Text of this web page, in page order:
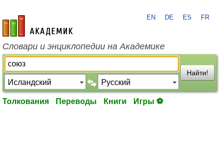
academic.ru
EN DE ES FR
Словари и энциклопедии на Академике
Найти!
Толкования Переводы Книги Игры ⚽